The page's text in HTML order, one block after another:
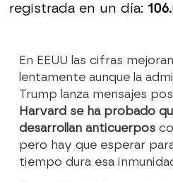
registrada en un día:
En EEUU las cifras
lentamente aunque la
Trump lanza mensajes
Harvard se ha probado
desarrollan anticuerpos
pero hay que esperar
tiempo dura esa